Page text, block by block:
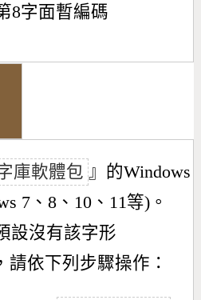
8字面暫編碼
庫軟體包 』的Windows
7、8、10、11等)。
設沒有該字形
依下列步驟操作：